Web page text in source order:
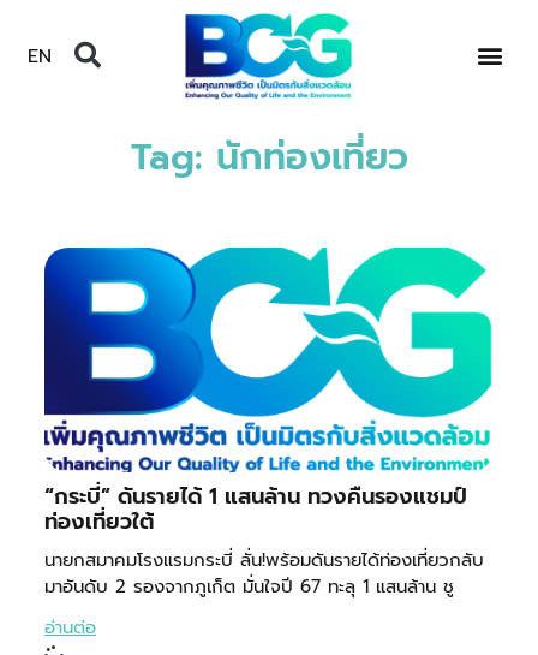
EN
Tag: นักท่องเที่ยว
“กระบี่” ดันรายได้ 1 แสนล้าน ทวงคืนรองแชมป์
ท่องเที่ยวใต้
นายกสมาคมโรงแรมกระบี่ ลั่น!พร้อมดันรายได้ท่องเที่ยวกลับ
มาอันดับ 2 รองจากภูเก็ต มั่นใจปี 67 ทะลุ 1 แสนล้าน ชู
อ่านต่อ